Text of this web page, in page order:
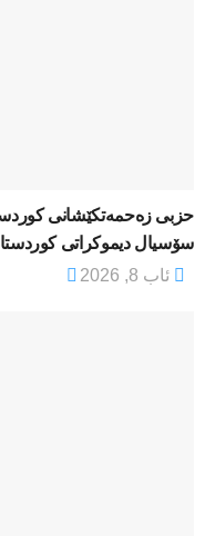
​حزبی زەحمەتکێشانی
سۆسیال دیموکراتی
ئاب 8, 2026